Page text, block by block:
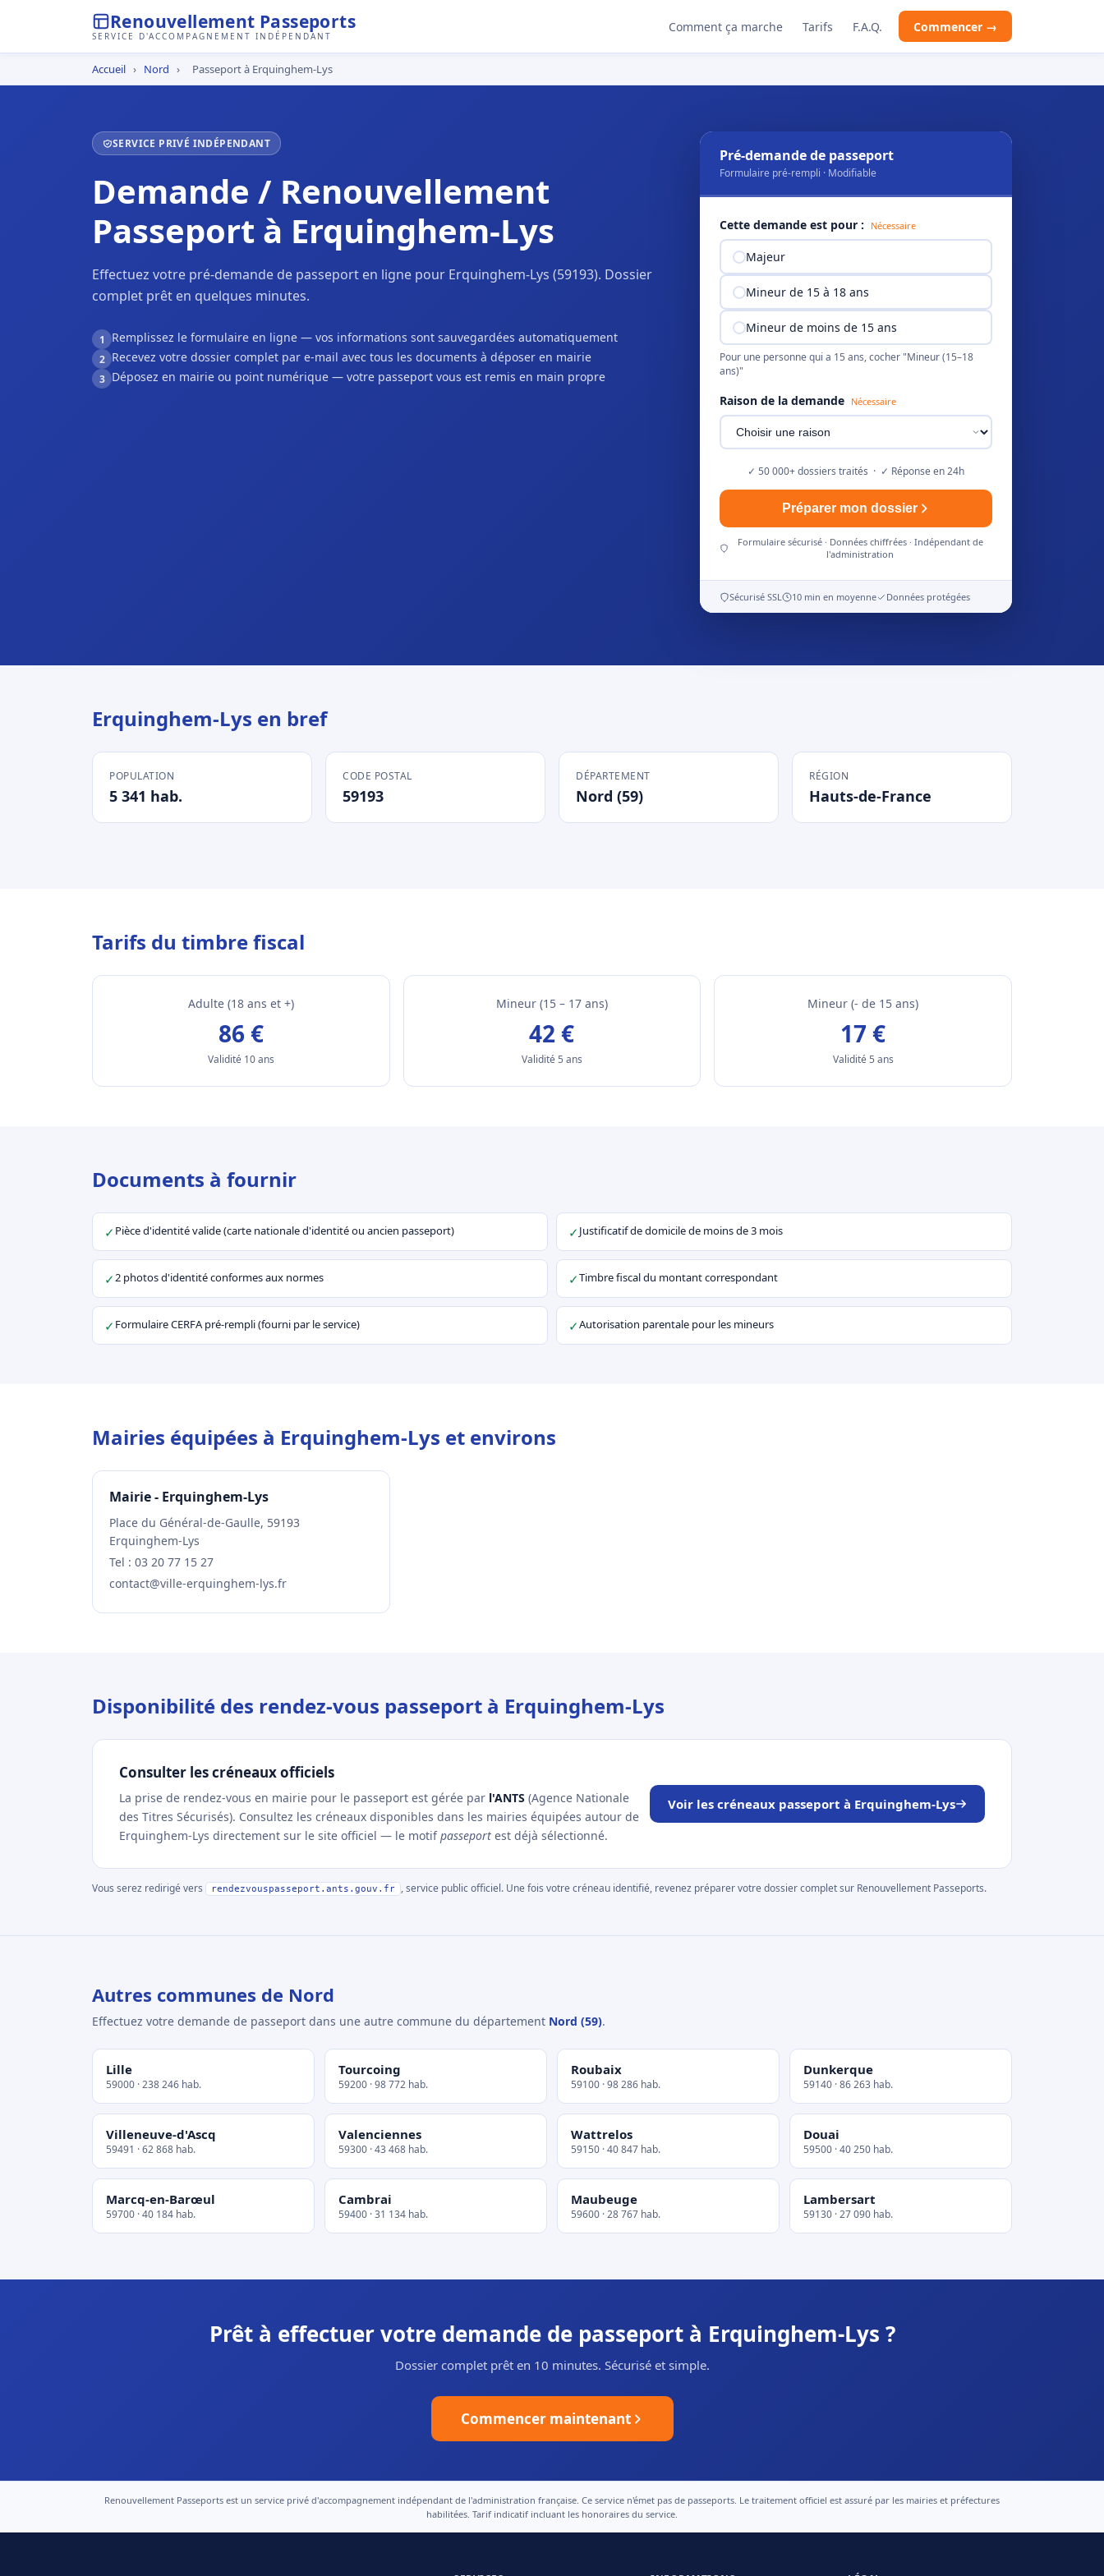
Renouvellement Passeports
SERVICE D'ACCOMPAGNEMENT INDÉPENDANT
Comment ça marche Tarifs F.A.Q. Commencer →
Accueil › Nord › Passeport à Erquinghem-Lys
SERVICE PRIVÉ INDÉPENDANT
Demande / Renouvellement
Passeport à Erquinghem-Lys
Effectuez votre pré-demande de passeport en ligne pour Erquinghem-Lys (59193). Dossier
complet prêt en quelques minutes.
1 Remplissez le formulaire en ligne — vos informations sont sauvegardées automatiquement
2 Recevez votre dossier complet par e-mail avec tous les documents à déposer en mairie
3 Déposez en mairie ou point numérique — votre passeport vous est remis en main propre
Pré-demande de passeport
Formulaire pré-rempli · Modifiable
Cette demande est pour : Nécessaire
Majeur
Mineur de 15 à 18 ans
Mineur de moins de 15 ans
Pour une personne qui a 15 ans, cocher "Mineur (15–18
ans)"
Raison de la demande Nécessaire
✓ 50 000+ dossiers traités · ✓ Réponse en 24h
Préparer mon dossier
Formulaire sécurisé · Données chiffrées · Indépendant de
l'administration
Sécurisé SSL 10 min en moyenne Données protégées
Erquinghem-Lys en bref
POPULATION
5 341 hab.
CODE POSTAL
59193
DÉPARTEMENT
Nord (59)
RÉGION
Hauts-de-France
Tarifs du timbre fiscal
Adulte (18 ans et +)
86 €
Validité 10 ans
Mineur (15 – 17 ans)
42 €
Validité 5 ans
Mineur (- de 15 ans)
17 €
Validité 5 ans
Documents à fournir
✓ Pièce d'identité valide (carte nationale d'identité ou ancien passeport) ✓Justificatif de domicile de moins de 3 mois
✓2 photos d'identité conformes aux normes ✓Timbre fiscal du montant correspondant
✓ Formulaire CERFA pré-rempli (fourni par le service) ✓Autorisation parentale pour les mineurs
Mairies équipées à Erquinghem-Lys et environs
Mairie - Erquinghem-Lys
Place du Général-de-Gaulle, 59193
Erquinghem-Lys
Tel : 03 20 77 15 27
contact@ville-erquinghem-lys.fr
Disponibilité des rendez-vous passeport à Erquinghem-Lys
Consulter les créneaux officiels
La prise de rendez-vous en mairie pour le passeport est gérée par l'ANTS (Agence Nationale
des Titres Sécurisés). Consultez les créneaux disponibles dans les mairies équipées autour de
Erquinghem-Lys directement sur le site officiel — le motifpasseport est déjà sélectionné.
Voir les créneaux passeport à Erquinghem-Lys
Vous serez redirigé vers rendezvouspasseport.ants.gouv.fr , service public officiel. Une fois votre créneau identifié, revenez préparer votre dossier complet sur Renouvellement Passeports.
Autres communes de Nord
Effectuez votre demande de passeport dans une autre commune du département Nord (59).
Lille
59000 · 238 246 hab.
Tourcoing
59200 · 98 772 hab.
Roubaix
59100 · 98 286 hab.
Dunkerque
59140 · 86 263 hab.
Villeneuve-d'Ascq
59491 · 62 868 hab.
Valenciennes
59300 · 43 468 hab.
Wattrelos
59150 · 40 847 hab.
Douai
59500 · 40 250 hab.
Marcq-en-Barœul
59700 · 40 184 hab.
Cambrai
59400 · 31 134 hab.
Maubeuge
59600 · 28 767 hab.
Lambersart
59130 · 27 090 hab.
Prêt à effectuer votre demande de passeport à Erquinghem-Lys ?
Dossier complet prêt en 10 minutes. Sécurisé et simple.
Commencer maintenant
Renouvellement Passeports est un service privé d'accompagnement indépendant de l'administration française. Ce service n'émet pas de passeports. Le traitement officiel est assuré par les mairies et préfectures
habilitées. Tarif indicatif incluant les honoraires du service.